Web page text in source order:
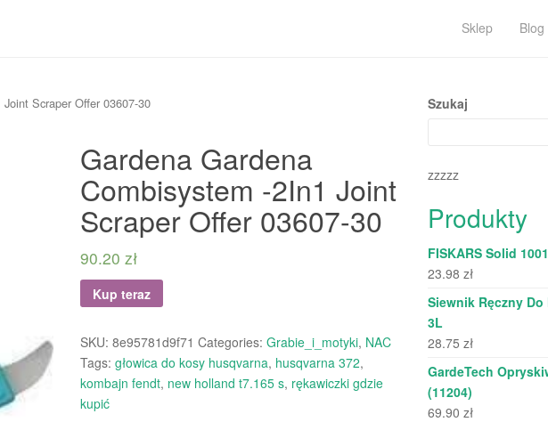
Sklep Blog
Scraper Offer 03607-30
Gardena Gardena
Combisystem -2In1 Joint
Scraper Offer 03607-30
90.20 zł
Kup teraz
SKU: 8e95781d9f71 Categories: Grabie_i_motyki, NAC
Tags: głowica do kosy husqvarna, husqvarna 372,
kombajn fendt, new holland t7.165 s, rękawiczki gdzie
kupić
Szukaj
zzzzz
Produkty
FISKARS Solid
23.98 zł
Siewnik Ręczny
3L
28.75 zł
GardeTech
(11204)
69.90 zł